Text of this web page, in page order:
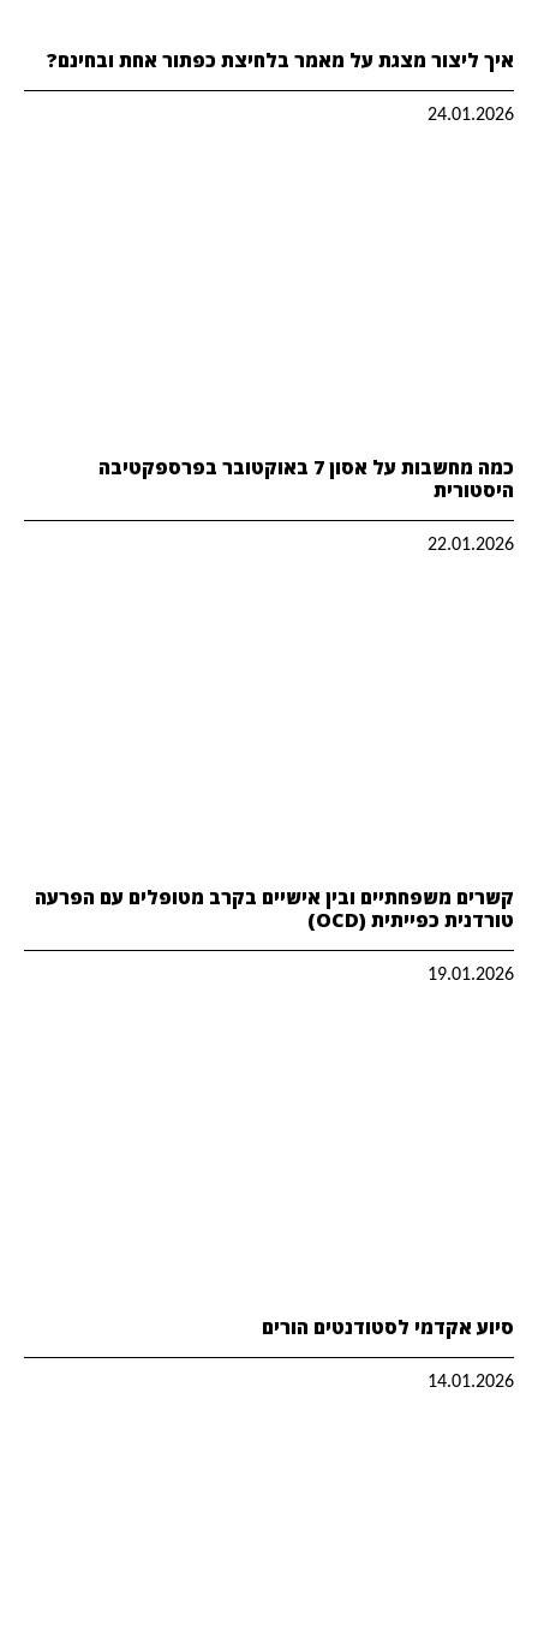
איך ליצור מצגת על מאמר בלחיצת כפתור אחת ובחינם?
24.01.2026
כמה מחשבות על אסון 7 באוקטובר בפרספקטיבה
היסטורית
22.01.2026
קשרים משפחתיים ובין אישיים בקרב מטופלים עם הפרעה
טורדנית כפייתית (OCD)
19.01.2026
סיוע אקדמי לסטודנטים הורים
14.01.2026